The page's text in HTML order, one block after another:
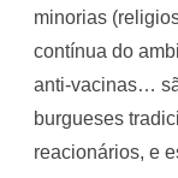
minorias
contínua do
anti-vacinas…
burgueses
reacionários, e